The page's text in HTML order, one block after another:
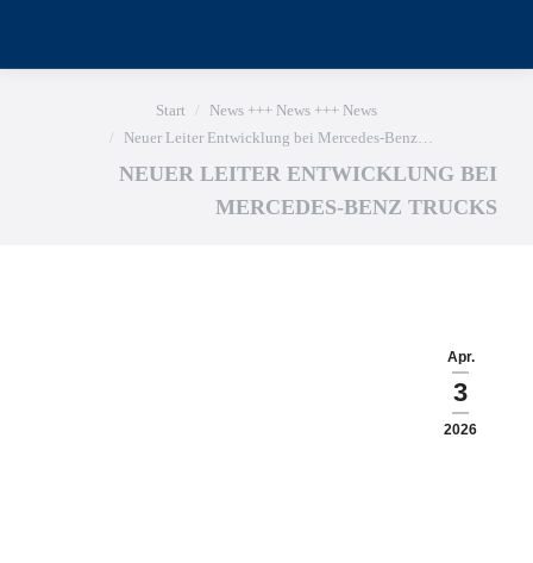
Sie befinden sich hier:
Start
News +++ News +++ News
Neuer Leiter Entwicklung bei Mercedes-Benz…
NEUER LEITER ENTWICKLUNG BEI
MERCEDES-BENZ TRUCKS
Apr.
3
2026